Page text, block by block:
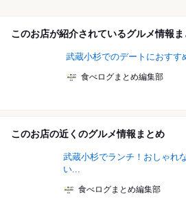
このお店が紹介されているグルメ情報ま
武蔵小杉でのデートにおすす
食べログまとめ編集部
このお店の近くのグルメ情報まとめ
武蔵小杉でランチ！おしゃれ
い...
食べログまとめ編集部